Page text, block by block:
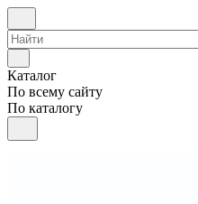
Каталог
По всему сайту
По каталогу